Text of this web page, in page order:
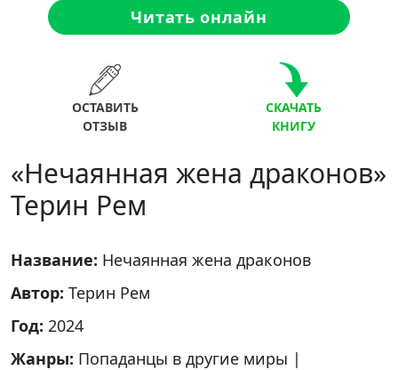
Читать онлайн
ОСТАВИТЬ
ОТЗЫВ
СКАЧАТЬ
КНИГУ
«Нечаянная жена драконов»
Терин Рем
Название: Нечаянная жена драконов
Автор: Терин Рем
Год: 2024
Жанры: Попаданцы в другие миры |